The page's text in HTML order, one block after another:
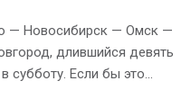
— Новосибирск — Омск —
длившийся девять
субботу. Если бы это…